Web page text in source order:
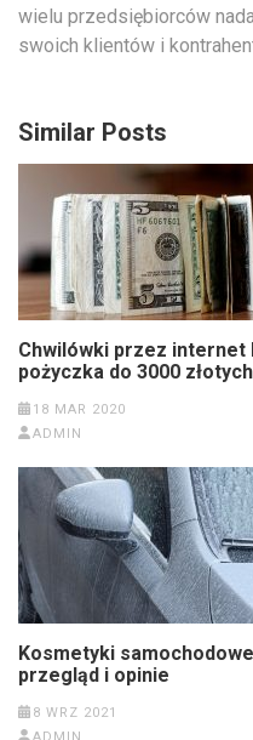
wielu przedsiębiorców
swoich klientów i
Similar Posts
Chwilówki przez internet
pożyczka do 3000
18 MAR 2020
ADMIN
Kosmetyki
przegląd i opinie
8 WRZ 2021
ADMIN